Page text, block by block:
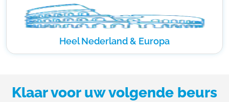
Heel Nederland & Europa
Klaar voor uw volgende beurs